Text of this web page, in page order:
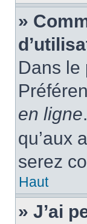
»
Dans le
en ligne
qu’aux
serez
Haut
» J’ai